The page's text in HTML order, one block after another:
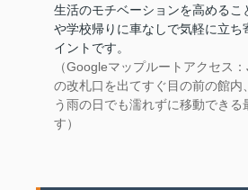
生活のモチベーションを高めるこ
や学校帰りに車なしで気軽に立ち
イントです。
（Googleマップルートアクセス
の改札口を出てすぐ目の前の館内
う雨の日でも濡れずに移動でき
す）